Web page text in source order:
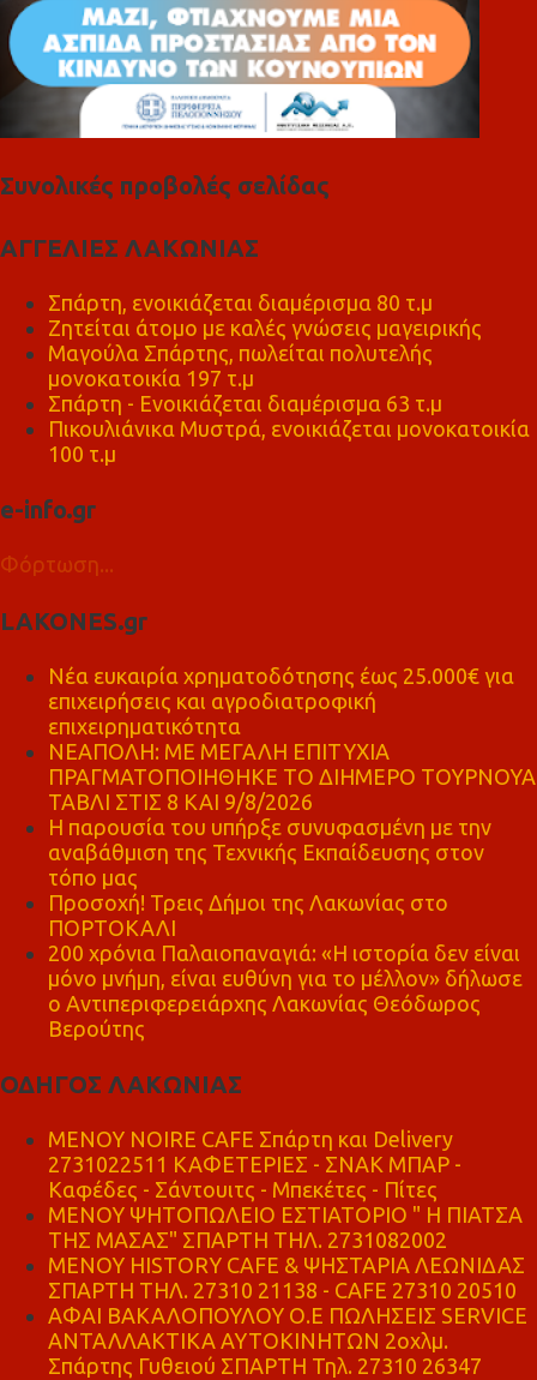
Συνολικές προβολές σελίδας
ΑΓΓΕΛΙΕΣ ΛΑΚΩΝΙΑΣ
Σπάρτη, ενοικιάζεται διαμέρισμα 80 τ.μ
Ζητείται άτομο με καλές γνώσεις μαγειρικής
Μαγούλα Σπάρτης, πωλείται πολυτελής
μονοκατοικία 197 τ.μ
Σπάρτη - Ενοικιάζεται διαμέρισμα 63 τ.μ
Πικουλιάνικα Μυστρά, ενοικιάζεται μονοκατοικία
100 τ.μ
e-info.gr
Φόρτωση...
LAKONES.gr
Νέα ευκαιρία χρηματοδότησης έως 25.000€ για
επιχειρήσεις και αγροδιατροφική
επιχειρηματικότητα
ΝΕΑΠΟΛΗ: ΜΕ ΜΕΓΑΛΗ ΕΠΙΤΥΧΙΑ
ΠΡΑΓΜΑΤΟΠΟΙΗΘΗΚΕ ΤΟ ΔΙΗΜΕΡΟ ΤΟΥΡΝΟΥΑ
ΤΑΒΛΙ ΣΤΙΣ 8 ΚΑΙ 9/8/2026
Η παρουσία του υπήρξε συνυφασμένη με την
αναβάθμιση της Τεχνικής Εκπαίδευσης στον
τόπο μας
Προσοχή! Τρεις Δήμοι της Λακωνίας στο
ΠΟΡΤΟΚΑΛΙ
200 χρόνια Παλαιοπαναγιά: «Η ιστορία δεν είναι
μόνο μνήμη, είναι ευθύνη για το μέλλον» δήλωσε
ο Αντιπεριφερειάρχης Λακωνίας Θεόδωρος
Βερούτης
ΟΔΗΓΟΣ ΛΑΚΩΝΙΑΣ
MENOY NOIRE CAFE Σπάρτη και Delivery
2731022511 ΚΑΦΕΤΕΡΙΕΣ - ΣΝΑΚ ΜΠΑΡ -
Καφέδες - Σάντουιτς - Μπεκέτες - Πίτες
ΜΕΝΟΥ ΨΗΤΟΠΩΛΕΙΟ ΕΣΤΙΑΤΟΡΙΟ " Η ΠΙΑΤΣΑ
ΤΗΣ ΜΑΣΑΣ" ΣΠΑΡΤΗ ΤΗΛ. 2731082002
ΜΕΝΟΥ HISTORY CAFE & ΨΗΣΤΑΡΙΑ ΛΕΩΝΙΔΑΣ
ΣΠΑΡΤΗ ΤΗΛ. 27310 21138 - CAFE 27310 20510
ΑΦΑΙ ΒΑΚΑΛΟΠΟΥΛΟΥ Ο.Ε ΠΩΛΗΣΕΙΣ SERVICE
ΑΝΤΑΛΛΑΚΤΙΚΑ ΑΥΤΟΚΙΝΗΤΩΝ 2οχλμ.
Σπάρτης Γυθειού ΣΠΑΡΤΗ Τηλ. 27310 26347